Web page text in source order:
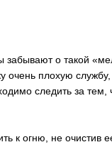
забывают о такой
очень плохую
следить за тем,
к огню, не очистив